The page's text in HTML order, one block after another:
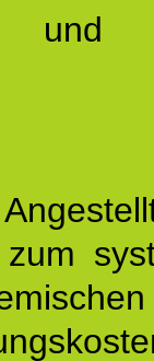
und